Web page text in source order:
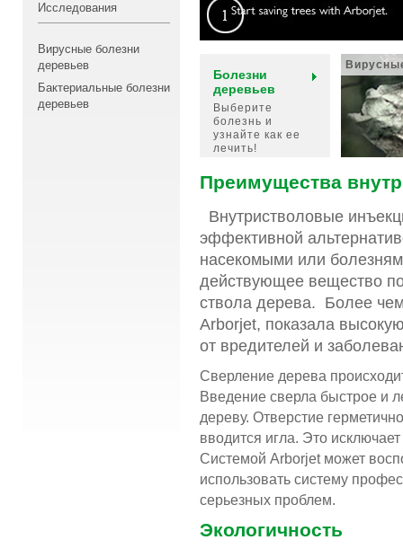
Исследования
Вирусные болезни
деревьев
Бактериальные болезни
деревьев
Болезни
деревьев
Выберите
болезнь и
узнайте как ее
лечить!
Преимущества
Внутристволовые
эффективной
насекомыми или
действующее вещество
ствола дерева. Более
Arborjet, показала
от вредителей и
Сверление дерева
Введение сверла быстрое и
дереву. Отверстие
вводится игла. Это
Системой Arborjet может
использовать систему
серьезных проблем.
Экологичность